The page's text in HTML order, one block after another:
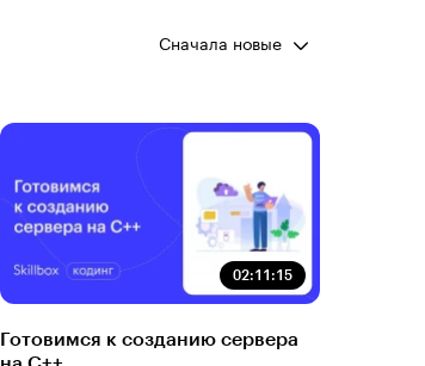
Сначала новые
02:11:15
Готовимся к созданию сервера